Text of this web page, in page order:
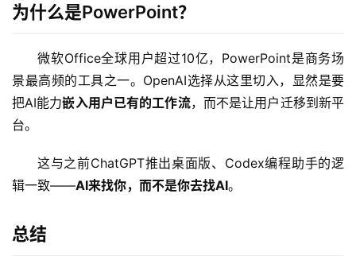
I
开
源
应
为什么是PowerPoint？
微软Office全球用户超过10亿，PowerPoint是商务场
景最高频的工具之一。OpenAI选择从这里切入，显然是要
把AI能力嵌入用户已有的工作流，而不是让用户迁移到新平
台。
这与之前ChatGPT推出桌面版、Codex编程助手的逻
辑一致——AI来找你，而不是你去找AI。
总结